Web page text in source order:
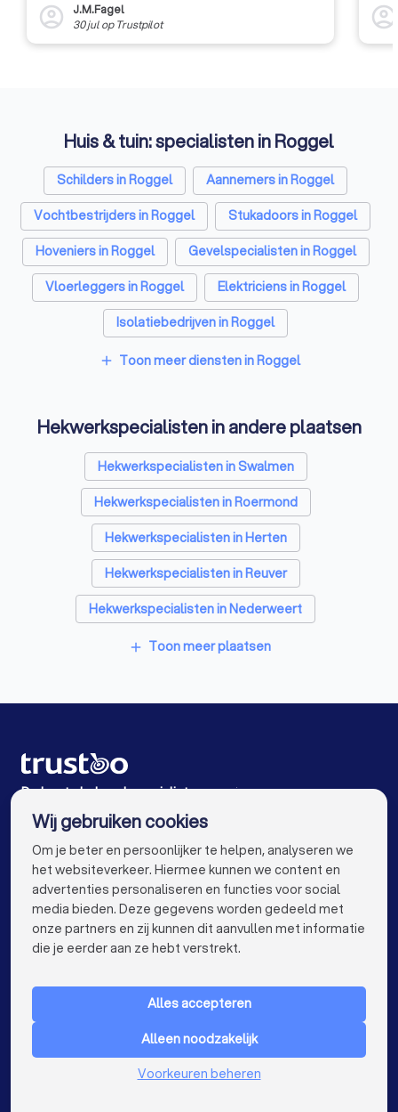
account_circle
J.M.Fagel
30 julop Trustpilot account_circle
Huis & tuin: specialisten in Roggel
Schilders in Roggel
Aannemers in Roggel
Vochtbestrijders in Roggel
Stukadoors in Roggel
Hoveniers in Roggel
Gevelspecialisten in Roggel
Vloerleggers in Roggel
Elektriciens in Roggel
Isolatiebedrijven in Roggel
Ongediertebestrijders in Roggel
Zonwering specialisten in Roggel
Badkamer installateurs in Roggel
Traprenovatie bedrijven in Roggel
Schoorsteenvegers in Roggel
Interieurstylisten in Roggel
Stoffeerders in Roggel
Meubelmakers in Roggel
Klusjesmannen in Roggel
add Toon meer diensten in Roggel
Hekwerkspecialisten in andere plaatsen
Hekwerkspecialisten in Swalmen
Hekwerkspecialisten in Roermond
Hekwerkspecialisten in Herten
Hekwerkspecialisten in Reuver
Hekwerkspecialisten in Nederweert
Hekwerkspecialisten in Weert
Hekwerkspecialisten in Asten
Hekwerkspecialisten in Amsterdam
Hekwerkspecialisten in Rotterdam
Hekwerkspecialisten in Den Haag
Hekwerkspecialisten in Utrecht
Hekwerkspecialisten in Tilburg
Hekwerkspecialisten in Groningen
Hekwerkspecialisten in Almere
add Toon meer plaatsen
De beste hekwerkspecialisten voor jou
VOOR PARTICULIEREN keyboard_arrow_down
Nederland
Wij gebruiken cookies
Om je beter en persoonlijker te helpen, analyseren we
het websiteverkeer. Hiermee kunnen we content en
advertenties personaliseren en functies voor social
media bieden. Deze gegevens worden gedeeld met
onze partners en zij kunnen dit aanvullen met informatie
die je eerder aan ze hebt verstrekt.
Alles accepteren
Alleen noodzakelijk
Voorkeuren beheren